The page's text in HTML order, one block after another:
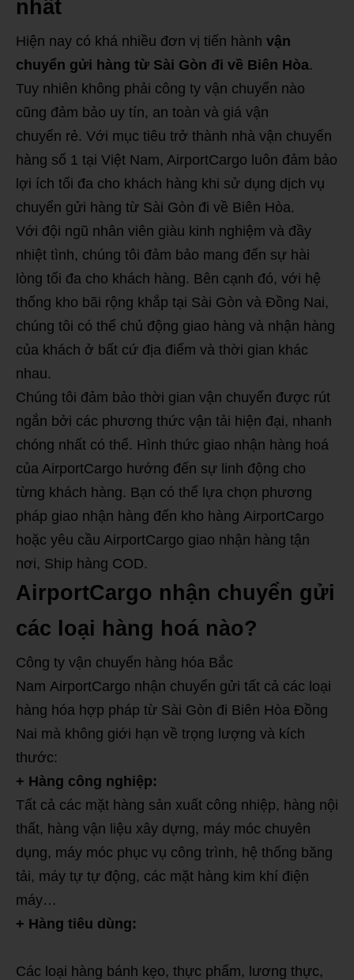
nhất
Hiện nay có khá nhiều đơn vị tiến hành vận
chuyển gửi hàng từ Sài Gòn đi về Biên Hòa.
Tuy nhiên không phải công ty vận chuyển nào
cũng đảm bảo uy tín, an toàn và giá vận
chuyển rẻ. Với mục tiêu trở thành nhà vận chuyển
hàng số 1 tại Việt Nam, AirportCargo luôn đảm bảo
lợi ích tối đa cho khách hàng khi sử dụng dịch vụ
chuyển gửi hàng từ Sài Gòn đi về Biên Hòa.
Với đội ngũ nhân viên giàu kinh nghiệm và đầy
nhiệt tình, chúng tôi đảm bảo mang đến sự hài
lòng tối đa cho khách hàng. Bên cạnh đó, với hệ
thống kho bãi rộng khắp tại Sài Gòn và Đồng Nai,
chúng tôi có thể chủ động giao hàng và nhận hàng
của khách ở bất cứ địa điểm và thời gian khác
nhau.
Chúng tôi đảm bảo thời gian vận chuyển được rút
ngắn bởi các phương thức vận tải hiện đại, nhanh
chóng nhất có thể. Hình thức giao nhận hàng hoá
của AirportCargo hướng đến sự linh động cho
từng khách hàng. Bạn có thể lựa chọn phương
pháp giao nhận hàng đến kho hàng AirportCargo
hoặc yêu cầu AirportCargo giao nhận hàng tận
nơi, Ship hàng COD.
AirportCargo nhận chuyển gửi
các loại hàng hoá nào?
Công ty vận chuyển hàng hóa Bắc
Nam AirportCargo nhận chuyển gửi tất cả các loại
hàng hóa hợp pháp từ Sài Gòn đi Biên Hòa Đồng
Nai mà không giới hạn về trọng lượng và kích
thước:
+ Hàng công nghiệp:
Tất cả các mặt hàng sản xuất công nhiệp, hàng nội
thất, hàng vận liệu xây dựng, máy móc chuyên
dụng, máy móc phục vụ công trình, hệ thống băng
tải, máy tự tự động, các mặt hàng kim khí điện
máy…
+ Hàng tiêu dùng:
Các loại hàng bánh kẹo, thực phẩm, lương thực,